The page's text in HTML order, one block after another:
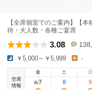
【全席個室でのご案内】【
待・大人数・各種ご宴席
3.08 138
￥5,000～￥5,999 -
空席
情報
金
8/7
土
8
日
9